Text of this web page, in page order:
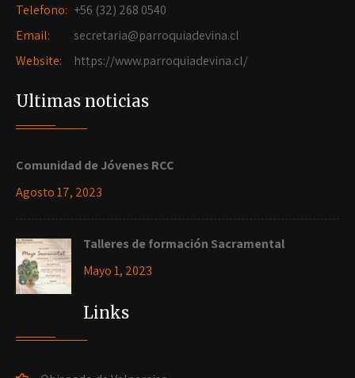
Telefono: +56 (32) 268 0540
Email:
secretaria@parroquiadevina.cl
Website:
https://www.parroquiadevina.cl/
Ultimas noticias
Comunidad de Jóvenes RCC
Agosto 17, 2023
Talleres de formación Sacramental
Mayo 1, 2023
Links